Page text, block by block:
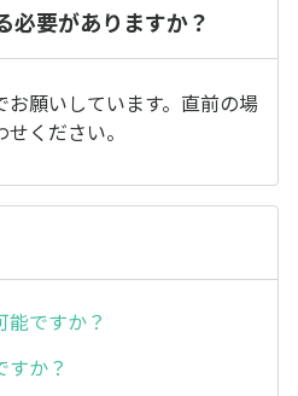
必要がありますか？
願いしています。直前の場
ください。
ですか？
すか？